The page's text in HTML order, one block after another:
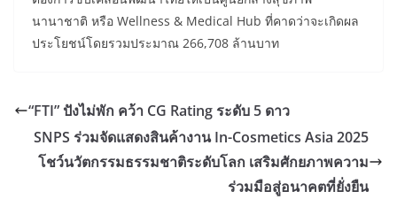
นานาชาติ หรือ Wellness & Medical Hub ที่คาดว่าจะเกิดผล
ประโยชน์โดยรวมประมาณ 266,708 ล้านบาท
“FTI” ปังไม่พัก คว้า CG Rating ระดับ 5 ดาว
SNPS ร่วมจัดแสดงสินค้างาน In-Cosmetics Asia 2025
โชว์นวัตกรรมธรรมชาติระดับโลก เสริมศักยภาพความ
ร่วมมือสู่อนาคตที่ยั่งยืน